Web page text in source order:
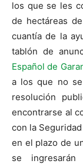
los que se les
de hectáreas
cuantía de la
tablón de
Español de
a los que no
resolución
encontrarse al
con la
en el plazo de
se